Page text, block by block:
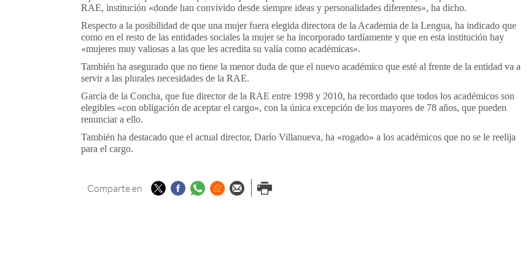
RAE, institución «donde han convivido desde siempre ideas y personalidades diferentes», ha dicho.
Respecto a la posibilidad de que una mujer fuera elegida directora de la Academia de la Lengua, ha indicado que
como en el resto de las entidades sociales la mujer se ha incorporado tardíamente y que en esta institución hay
«mujeres muy valiosas a las que les acredita su valía como académicas».
También ha asegurado que no tiene la menor duda de que el nuevo académico que esté al frente de la entidad va a
servir a las plurales necesidades de la RAE.
García de la Concha, que fue director de la RAE entre 1998 y 2010, ha recordado que todos los académicos son
elegibles «con obligación de aceptar el cargo», con la única excepción de los mayores de 78 años, que pueden
renunciar a ello.
También ha destacado que el actual director, Darío Villanueva, ha «rogado» a los académicos que no se le reelija
para el cargo.
Comparte en TwitterFacebook
Whatsapp
Menéame
Enviar porImprimir